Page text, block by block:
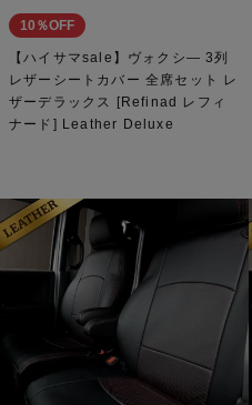
10％OFF
【ハイサマsale】ヴォクシ― 3列
レザーシートカバー 全席セット レ
ザーデラックス [Refinad レフィ
ナード] Leather Deluxe